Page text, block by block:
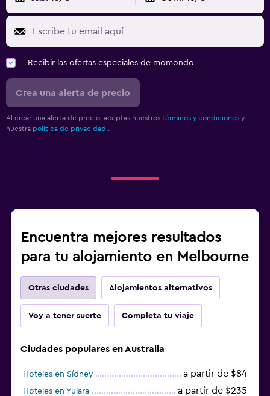
Recibir las ofertas especiales de momondo
Crea una alerta de precio
Al crear una alerta de precio, aceptas nuestros términos y condiciones y
nuestra política de privacidad.
Encuentra mejores resultados
para tu alojamiento en Melbourne
Otras ciudades Alojamientos alternativos
Voy a tener suerte Completa tu viaje
Ciudades populares en Australia
Hoteles en Sídney a partir de $84
Hoteles en Yulara a partir de $235